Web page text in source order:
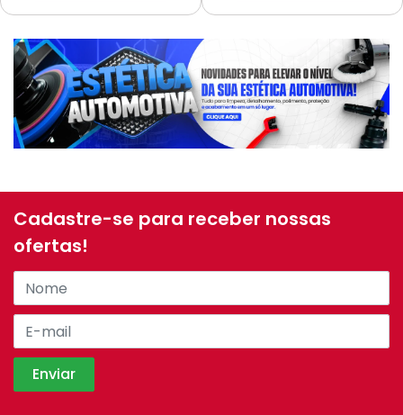
Cadastre-se para receber nossas
ofertas!